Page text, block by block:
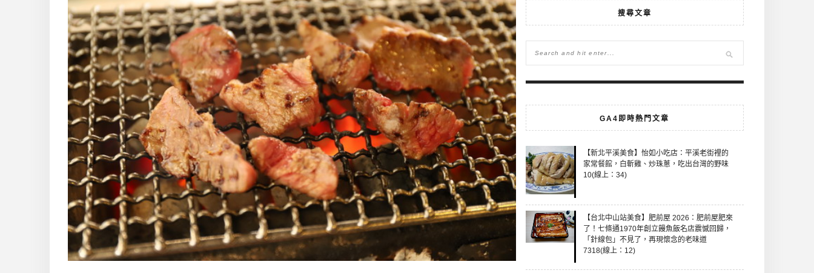
搜尋文章
GA4即時熱門文章
【新北平溪美食】怡如小吃店：平溪老街裡的
家常餐館，白斬雞、炒珠蔥，吃出台灣的野味
10(線上：34)
【台北中山站美食】肥前屋 2026：肥前屋肥來
了！七條通1970年創立饅魚飯名店震憾回歸，
「針線包」不見了，再現懷念的老味道
7318(線上：12)